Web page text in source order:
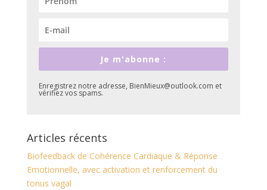
Je m'abonne :
Enregistrez notre adresse, BienMieux@outlook.com et
vérifiez vos spams.
Articles récents
Biofeedback de Cohérence Cardiaque & Réponse
Emotionnelle, avec activation et renforcement du
tonus vagal